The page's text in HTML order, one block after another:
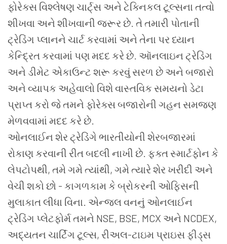
ફોરેક્સ વિશ્લેષણ ચાર્ટ્સ અને ટેક્નિકલ ટૂલ્સના તત્વો
શીખવા અને શીખવાની જરૂર છે. તે તમારી પોતાની
ટ્રેડિંગ પ્લાનને ચાર્ટ કરવામાં અને તેના પર ધ્યાન
કેન્દ્રિત કરવામાં પણ મદદ કરે છે. ઑનલાઇન ટ્રેડિંગ
અને ડીમેટ એકાઉન્ટ શરૂ કરવું સરળ છે અને બજારો
અને વ્યાપક અહેવાલો વિશે વાસ્તવિક સમયનો ડેટા
પ્રાપ્ત કરો જે તમને ફોરેક્સ બજારોની ગહન સમજણ
મેળવવામાં મદદ કરે છે.
ઓનલાઈન શેર ટ્રેડિંગે ભારતીયોની શેરબજારમાં
રોકાણ કરવાની રીત બદલી નાખી છે. ફક્ત સ્માર્ટફોન કે
લેપટોપથી, તમે ગમે ત્યાંથી, ગમે ત્યારે શેર ખરીદી અને
વેચી શકો છો - કાગળકામ કે બ્રોકરની ઓફિસની
મુલાકાત લીધા વિના. એન્જલ વનનું ઓનલાઈન
ટ્રેડિંગ પ્લેટફોર્મ તમને NSE, BSE, MCX અને NCDEX,
અદ્યતન ચાર્ટિંગ ટૂલ્સ, રીઅલ-ટાઇમ પ્રાઇસ ફીડ્સ